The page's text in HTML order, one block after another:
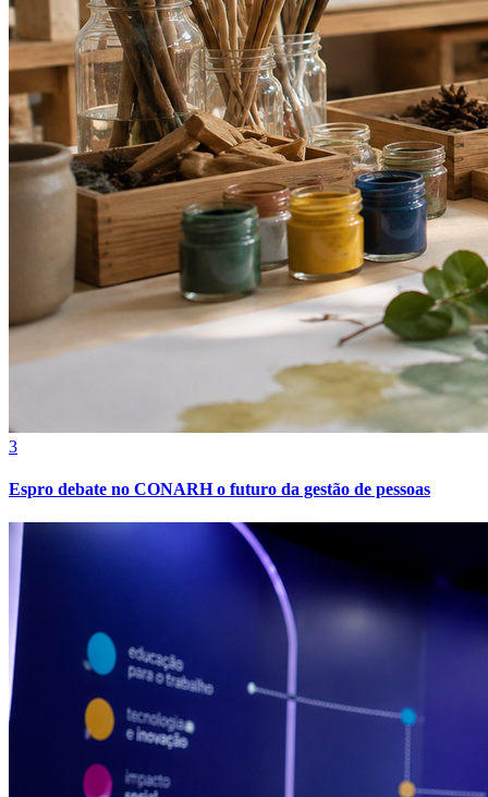
Botafogo
3
Espro debate no CONARH o futuro da gestão de pessoas